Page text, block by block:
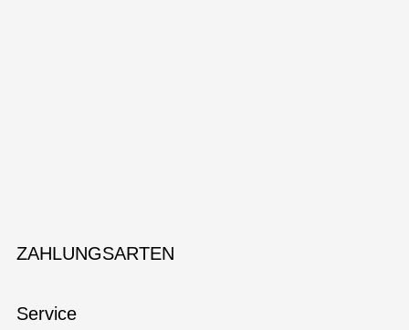
ZAHLUNGSARTEN
Service